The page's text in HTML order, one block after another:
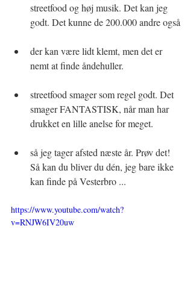
streetfood og høj musik. Det kan jeg
godt. Det kunne de 200.000 andre også
der kan være lidt klemt, men det er
nemt at finde åndehuller.
streetfood smager som regel godt. Det
smager FANTASTISK, når man har
drukket en lille anelse for meget.
så jeg tager afsted næste år. Prøv det!
Så kan du bliver du dén, jeg bare ikke
kan finde på Vesterbro ...
https://www.youtube.com/watch?
v=RNJW6IV20uw